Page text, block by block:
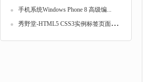
手机系统Windows Phone 8 高级编...
秀
野堂-HTML5 CSS3实例标签页面精...